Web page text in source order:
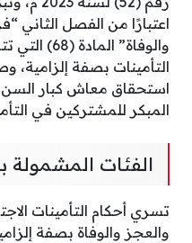
اعتبارًا من الفصل الثاني
والوفاة”
التأمينات بصفة إلزامية،
استحقاق معاش كبار
المبكر للمشتركين في
الفئات المشمولة
تسري أحكام التأمينات
والعجز والوفاة بصفة